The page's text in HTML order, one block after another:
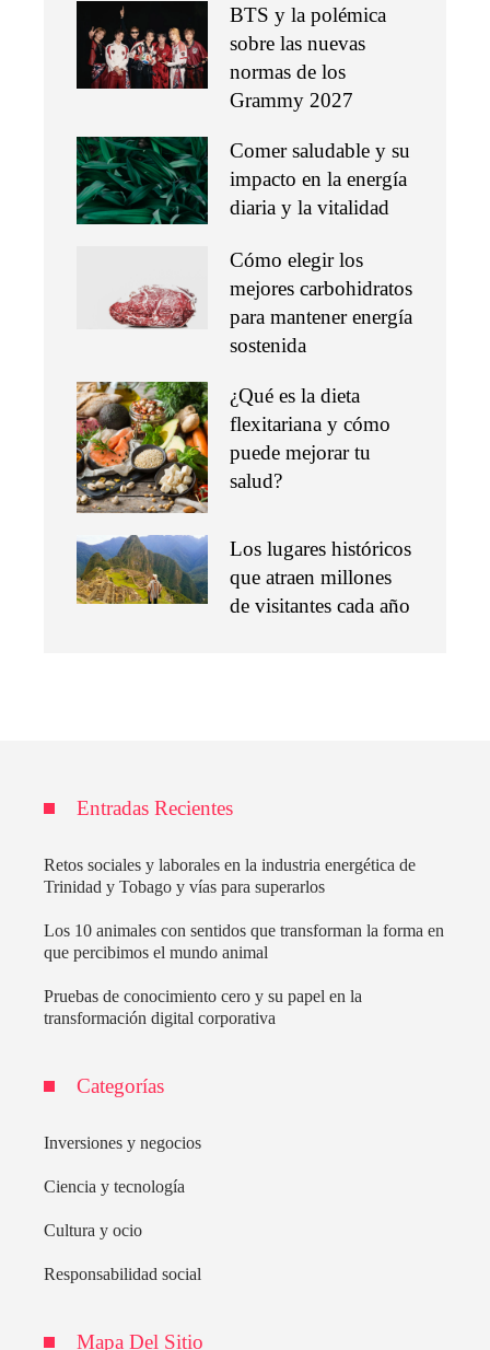
BTS y la polémica
sobre las nuevas
normas de los
Grammy 2027
Comer saludable y su
impacto en la energía
diaria y la vitalidad
Cómo elegir los
mejores carbohidratos
para mantener energía
sostenida
¿Qué es la dieta
flexitariana y cómo
puede mejorar tu
salud?
Los lugares históricos
que atraen millones
de visitantes cada año
Entradas Recientes
Retos sociales y laborales en la industria energética de
Trinidad y Tobago y vías para superarlos
Los 10 animales con sentidos que transforman la forma en
que percibimos el mundo animal
Pruebas de conocimiento cero y su papel en la
transformación digital corporativa
Categorías
Inversiones y negocios
Ciencia y tecnología
Cultura y ocio
Responsabilidad social
Mapa Del Sitio